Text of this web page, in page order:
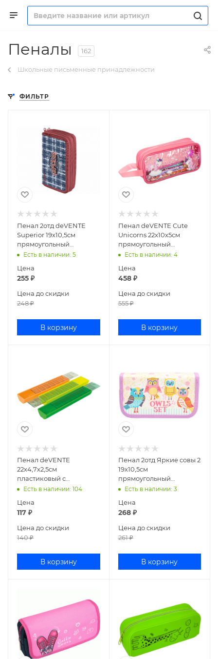
Пеналы 162
Школьные письменные принадлежности
ФИЛЬТР
Пенал 2отд deVENTE
Superior 19х10,5см
прямоугольный
ламинированный
Есть в наличии: 5
Цена
255 ₽
Цена до скидки
248₽
В корзину
Пенал deVENTE Cute
Unicorns 22x10x5см
прямоугольный
силиконовый 7025253
Есть в наличии: 4
Цена
458₽
Цена до скидки
555₽
В корзину
Пенал deVENTE
22x4,7x2,5см
пластиковый с
линейкой ассорти
Есть в наличии: 104
Цена
117 ₽
Цена до скидки
140₽
В корзину
Пенал 2отд Яркие совы 2
19х10,5см
прямоугольный
ламинированный
Есть в наличии: 3
Цена
268₽
Цена до скидки
261₽
В корзину